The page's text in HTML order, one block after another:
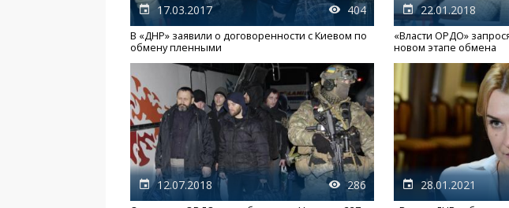
17.03.2017 404
В «ДНР» заявили о договоренности с Киевом по
обмену пленными
22.01.2018
«Власти ОРДО»
новом этапе обмена
12.07.2018 286 28.01.2021